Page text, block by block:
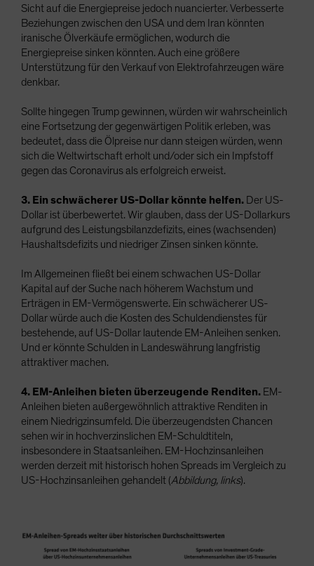
Sicht auf die Energiepreise jedoch nuancierter. Verbesserte
Beziehungen zwischen den USA und dem Iran könnten
iranische Ölverkäufe ermöglichen, wodurch die
Energiepreise sinken könnten. Auch eine größere
Unterstützung für den Verkauf von Elektrofahrzeugen wäre
denkbar.
Sollte hingegen Trump gewinnen, würden wir wahrscheinlich
eine Fortsetzung der gegenwärtigen Politik erleben, was
bedeutet, dass die Ölpreise nur dann steigen würden, wenn
sich die Weltwirtschaft erholt und/oder sich ein Impfstoff
gegen das Coronavirus als erfolgreich erweist.
3. Ein schwächerer US-Dollar könnte helfen. Der US-
Dollar ist überbewertet. Wir glauben, dass der US-Dollarkurs
aufgrund des Leistungsbilanzdefizits, eines (wachsenden)
Haushaltsdefizits und niedriger Zinsen sinken könnte.
Im Allgemeinen fließt bei einem schwachen US-Dollar
Kapital auf der Suche nach höherem Wachstum und
Erträgen in EM-Vermögenswerte. Ein schwächerer US-
Dollar würde auch die Kosten des Schuldendienstes für
bestehende, auf US-Dollar lautende EM-Anleihen senken.
Und er könnte Schulden in Landeswährung langfristig
attraktiver machen.
4. EM-Anleihen bieten überzeugende Renditen. EM-
Anleihen bieten außergewöhnlich attraktive Renditen in
einem Niedrigzinsumfeld. Die überzeugendsten Chancen
sehen wir in hochverzinslichen EM-Schuldtiteln,
insbesondere in Staatsanleihen. EM-Hochzinsanleihen
werden derzeit mit historisch hohen Spreads im Vergleich zu
US-Hochzinsanleihen gehandelt (Abbildung, links).